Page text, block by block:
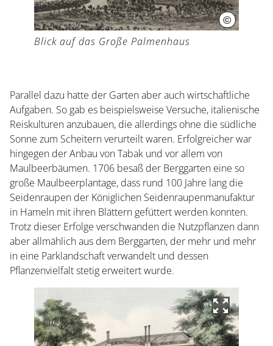
Startseite
Öffnungszeiten
Eintrittspreise
Ticketshop
©
Blick auf das Große Palmenhaus
Parallel dazu hatte der Garten aber auch wirtschaftliche
Aufgaben. So gab es beispielsweise Versuche, italienische
Reiskulturen anzubauen, die allerdings ohne die südliche
Sonne zum Scheitern verurteilt waren. Erfolgreicher war
hingegen der Anbau von Tabak und vor allem von
Maulbeerbäumen. 1706 besaß der Berggarten eine so
große Maulbeerplantage, dass rund 100 Jahre lang die
Seidenraupen der Königlichen Seidenraupenmanufaktur
in Hameln mit ihren Blättern gefüttert werden konnten.
Trotz dieser Erfolge verschwanden die Nutzpflanzen dann
aber allmählich aus dem Berggarten, der mehr und mehr
in eine Parklandschaft verwandelt und dessen
Pflanzenvielfalt stetig erweitert wurde.